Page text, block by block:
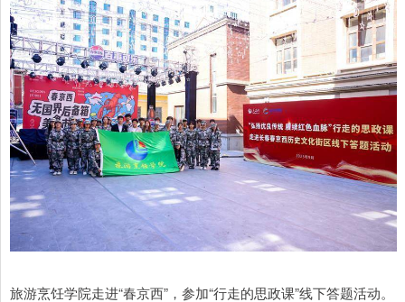
旅游烹饪学院走进“春京西”，参加“行走的思政课”线下答题活动。